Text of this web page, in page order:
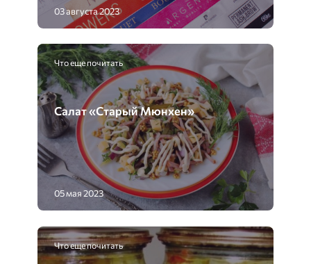
03 августа 2023
Что еще почитать
Салат «Старый Мюнхен»
05 мая 2023
Что еще почитать